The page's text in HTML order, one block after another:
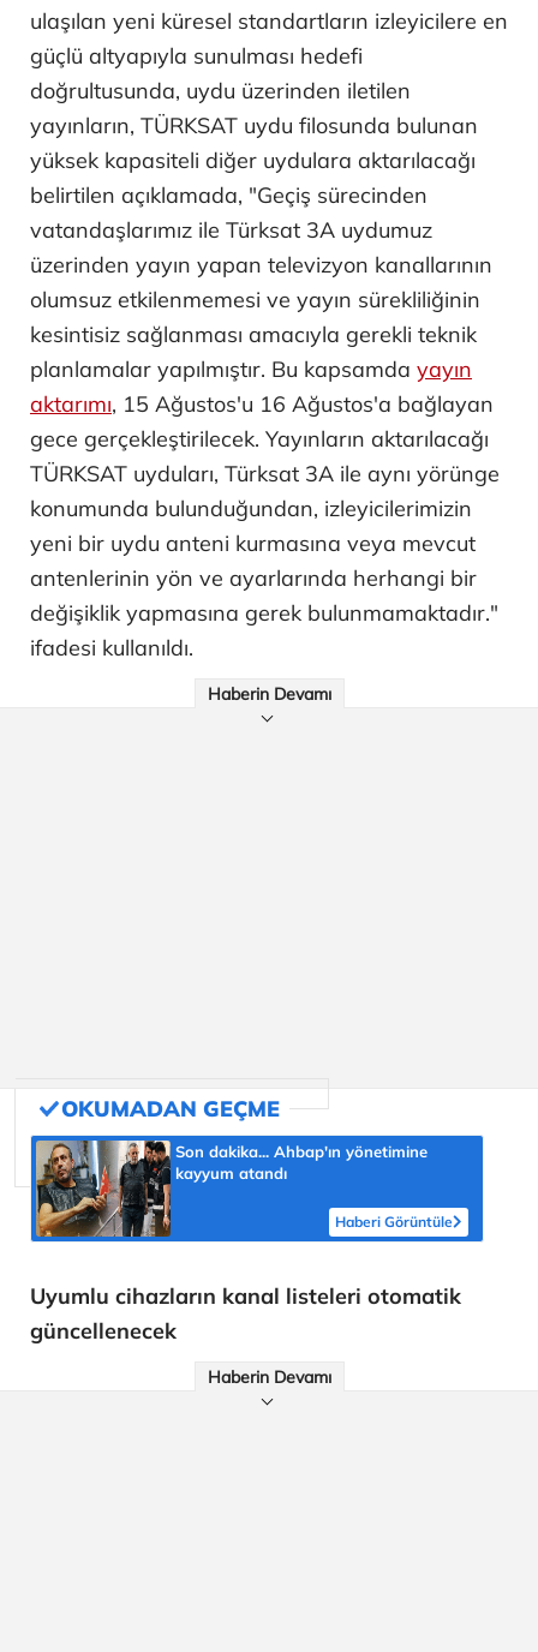
ulaşılan yeni küresel standartların izleyicilere en
güçlü altyapıyla sunulması hedefi
doğrultusunda, uydu üzerinden iletilen
yayınların, TÜRKSAT uydu filosunda bulunan
yüksek kapasiteli diğer uydulara aktarılacağı
belirtilen açıklamada, "Geçiş sürecinden
vatandaşlarımız ile Türksat 3A uydumuz
üzerinden yayın yapan televizyon kanallarının
olumsuz etkilenmemesi ve yayın sürekliliğinin
kesintisiz sağlanması amacıyla gerekli teknik
planlamalar yapılmıştır. Bu kapsamda yayın
aktarımı, 15 Ağustos'u 16 Ağustos'a bağlayan
gece gerçekleştirilecek. Yayınların aktarılacağı
TÜRKSAT uyduları, Türksat 3A ile aynı yörünge
konumunda bulunduğundan, izleyicilerimizin
yeni bir uydu anteni kurmasına veya mevcut
antenlerinin yön ve ayarlarında herhangi bir
değişiklik yapmasına gerek bulunmamaktadır."
ifadesi kullanıldı.
Haberin Devamı
Son dakika... Ahbap'ın yönetimine
kayyum atandı
Haberi Görüntüle
Uyumlu cihazların kanal listeleri otomatik
güncellenecek
Haberin Devamı